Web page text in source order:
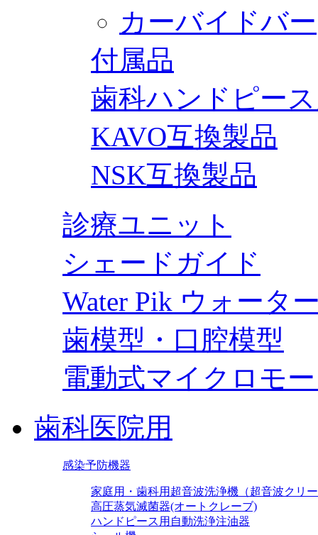
カーバイドバー
付属品
歯科ハンドピー
KAVO互換製品
NSK互換製品
診療ユニット
シェードガイド
Water Pik ウォータ
歯模型・口腔模型
電動式マイクロモ
歯科医院用
感染予防機器
家庭用・歯科用超音波洗浄機（超音波クリ
高圧蒸気滅菌器(オートクレーブ)
ハンドピース用自動洗浄注油器